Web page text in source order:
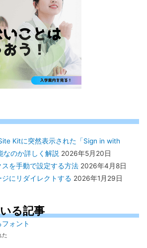
Kitに突然表示された「Sign in with
なのか詳しく解説 2026年5月20日
を手動で設定する方法 2026年4月8日
にリダイレクトする 2026年1月29日
る記事
ォント
た